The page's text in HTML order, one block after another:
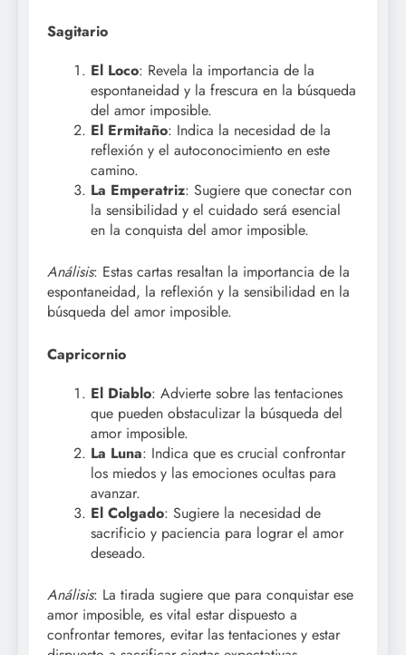
Sagitario
El Loco: Revela la importancia de la
espontaneidad y la frescura en la búsqueda
del amor imposible.
El Ermitaño: Indica la necesidad de la
reflexión y el autoconocimiento en este
camino.
La Emperatriz: Sugiere que conectar con
la sensibilidad y el cuidado será esencial
en la conquista del amor imposible.
Análisis: Estas cartas resaltan la importancia de la
espontaneidad, la reflexión y la sensibilidad en la
búsqueda del amor imposible.
Capricornio
El Diablo: Advierte sobre las tentaciones
que pueden obstaculizar la búsqueda del
amor imposible.
La Luna: Indica que es crucial confrontar
los miedos y las emociones ocultas para
avanzar.
El Colgado: Sugiere la necesidad de
sacrificio y paciencia para lograr el amor
deseado.
Análisis: La tirada sugiere que para conquistar ese
amor imposible, es vital estar dispuesto a
confrontar temores, evitar las tentaciones y estar